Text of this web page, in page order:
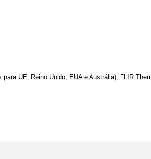
UE, Reino Unido, EUA e Austrália), FLIR